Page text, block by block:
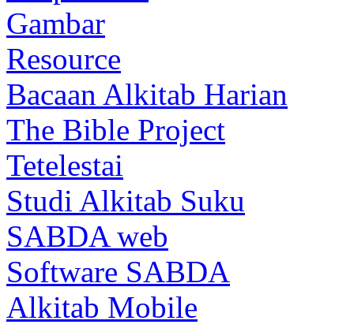
Gambar
Resource
Bacaan Alkitab Harian
The Bible Project
Tetelestai
Studi Alkitab Suku
SABDA web
Software SABDA
Alkitab Mobile